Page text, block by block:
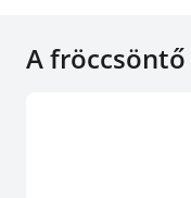
A fröccsöntő